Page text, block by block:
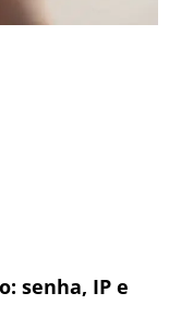
senha, IP e